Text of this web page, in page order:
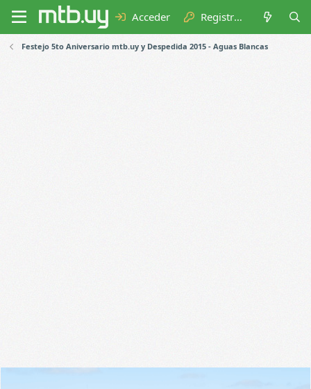
Acceder Registrarse
Festejo 5to Aniversario mtb.uy y Despedida 2015 - Aguas Blancas